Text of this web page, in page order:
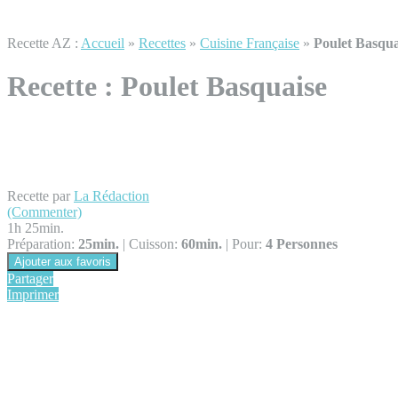
Recette AZ : Accueil » Recettes » Cuisine Française » Poulet
Recette : Poulet Basquaise
Recette par La Rédaction
(Commenter)
1h 25min.
Préparation: 25min. | Cuisson: 60min. | Pour: 4 Personnes
Ajouter aux favoris
Partager
Imprimer